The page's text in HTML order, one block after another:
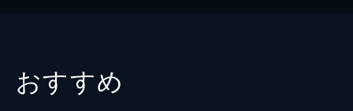
おすすめ